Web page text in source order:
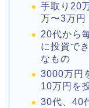
手取り20
万〜3万円
20代から
に投資で
なもの
3000万円
10万円を
30代、40